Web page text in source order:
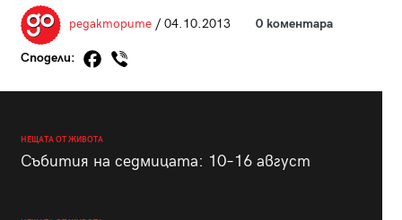
редакторите/ 04.10.2013 0 коментара
Сподели:
НЕЩАТА ОТ ЖИВОТА
Събития на седмицата: 10–16 август